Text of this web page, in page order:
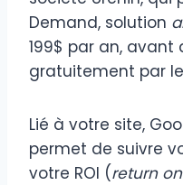
Demand, solution
199$ par an, avant
gratuitement par
Lié à votre site,
permet de suivre
votre ROI (return